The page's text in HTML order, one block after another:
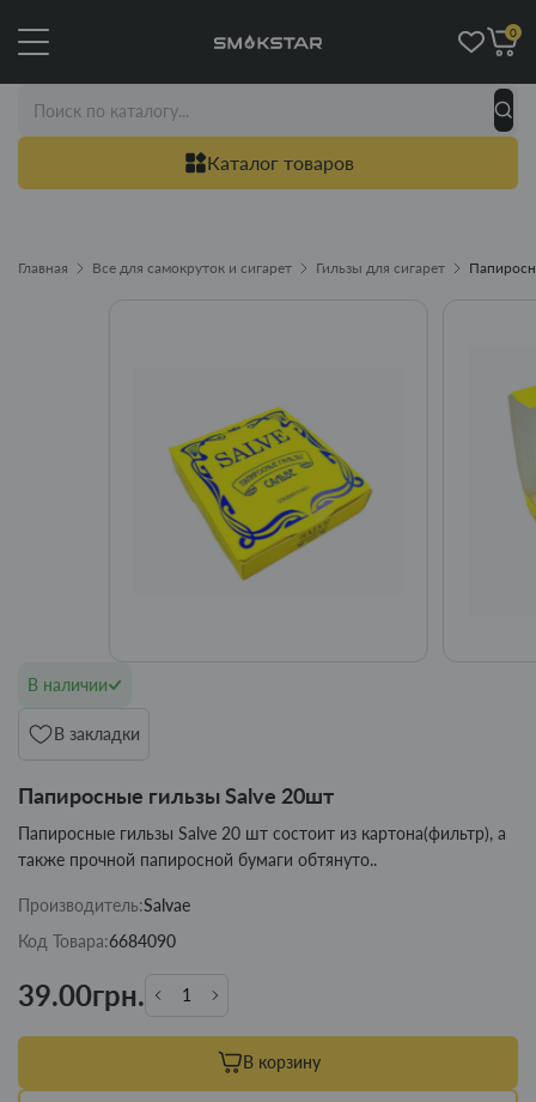
Каталог товаров
0
Главная Все для самокруток и сигарет Гильзы для сигарет
В наличии
В закладки
Папиросные гильзы Salve 20шт
Папиросные гильзы Salve 20 шт состоит из картона(фильтр), а
также прочной папиросной бумаги обтянуто..
Производитель:Salvae
Код Товара:6684090
39.00грн.
В корзину